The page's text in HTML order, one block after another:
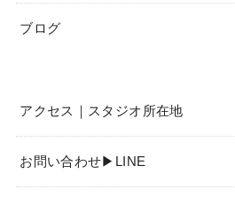
ブログ
アクセス｜スタジオ所在地
お問い合わせ▶︎LINE